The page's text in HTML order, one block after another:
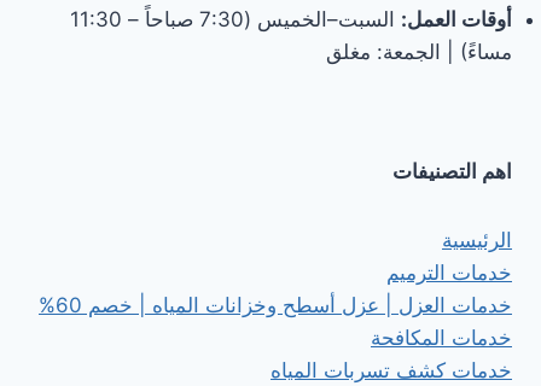
أوقات العمل:
السبت–الخميس (7:30 صباحاً – 11:30
مساءً) | الجمعة: مغلق
اهم التصنيفات
الرئيسية
خدمات الترميم
خدمات العزل | عزل أسطح وخزانات المياه | خصم 60%
خدمات المكافحة
خدمات كشف تسربات المياه